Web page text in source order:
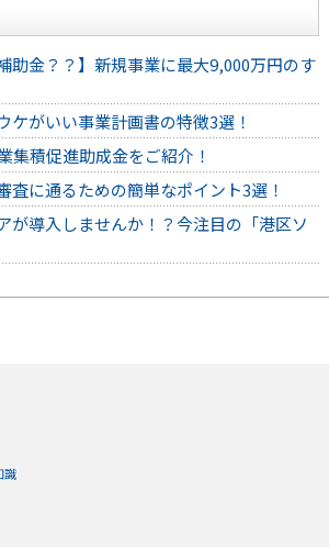
助金？？】新規事業に最大9,000万円のす
ケがいい事業計画書の特徴3選！
集積促進助成金をご紹介！
査に通るための簡単なポイント3選！
が導入しませんか！？今注目の「港区ソ
識